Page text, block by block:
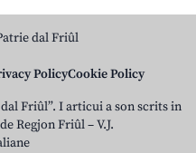
dal Friûl
PolicyCookie Policy
Friûl”. I articui a son scrits in
Regjon Friûl – V.J.